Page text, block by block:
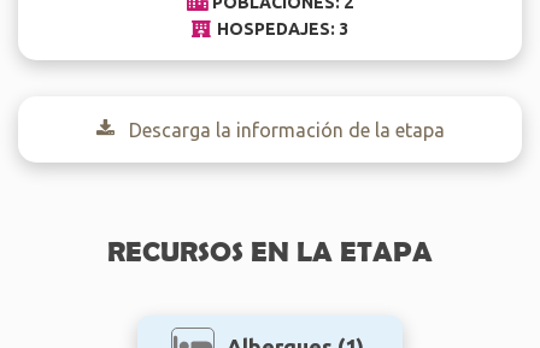
HOSPEDAJES: 3
Descarga la información de la etapa
RECURSOS EN LA ETAPA